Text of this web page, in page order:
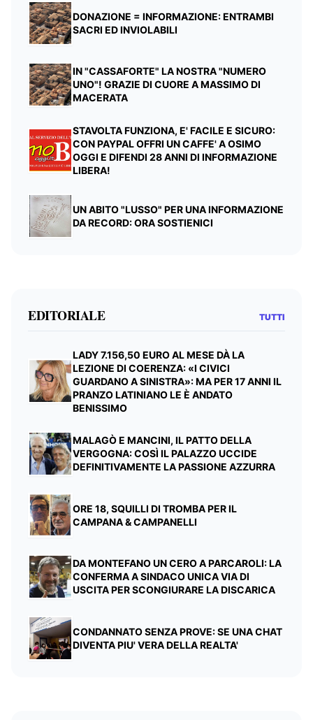
DONAZIONE = INFORMAZIONE: ENTRAMBI
SACRI ED INVIOLABILI
IN "CASSAFORTE" LA NOSTRA "NUMERO
UNO"! GRAZIE DI CUORE A MASSIMO DI
MACERATA
STAVOLTA FUNZIONA, E' FACILE E SICURO:
CON PAYPAL OFFRI UN CAFFE' A OSIMO
OGGI E DIFENDI 28 ANNI DI INFORMAZIONE
LIBERA!
UN ABITO "LUSSO" PER UNA INFORMAZIONE
DA RECORD: ORA SOSTIENICI
EDITORIALE TUTTI
LADY 7.156,50 EURO AL MESE DÀ LA
LEZIONE DI COERENZA: «I CIVICI
GUARDANO A SINISTRA»: MA PER 17 ANNI IL
PRANZO LATINIANO LE È ANDATO
BENISSIMO
MALAGÒ E MANCINI, IL PATTO DELLA
VERGOGNA: COSÌ IL PALAZZO UCCIDE
DEFINITIVAMENTE LA PASSIONE AZZURRA
ORE 18, SQUILLI DI TROMBA PER IL
CAMPANA & CAMPANELLI
DA MONTEFANO UN CERO A PARCAROLI: LA
CONFERMA A SINDACO UNICA VIA DI
USCITA PER SCONGIURARE LA DISCARICA
CONDANNATO SENZA PROVE: SE UNA CHAT
DIVENTA PIU' VERA DELLA REALTA'